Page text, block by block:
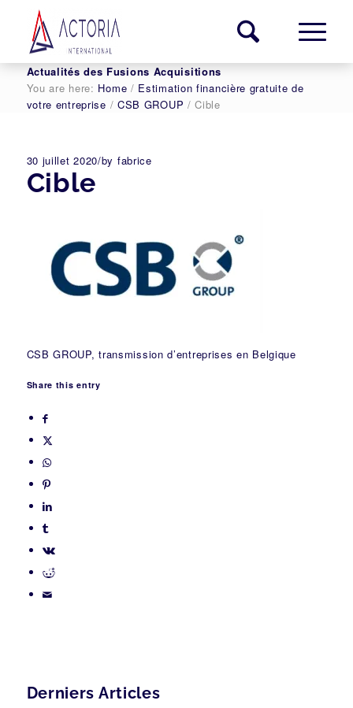
Actualités des Fusions Acquisitions
You are here: Home / Estimation financière gratuite de
votre entreprise / CSB GROUP / Cible
30 juillet 2020/by fabrice
Cible
CSB GROUP, transmission d’entreprises en Belgique
Share this entry
Derniers Articles